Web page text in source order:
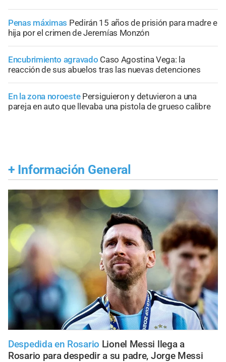
Penas máximas Pedirán 15 años de prisión para madre e
hija por el crimen de Jeremías Monzón
Encubrimiento agravado Caso Agostina Vega: la
reacción de sus abuelos tras las nuevas detenciones
En la zona noroeste Persiguieron y detuvieron a una
pareja en auto que llevaba una pistola de grueso calibre
+ Información General
Despedida en Rosario Lionel Messi llega a
Rosario para despedir a su padre, Jorge Messi